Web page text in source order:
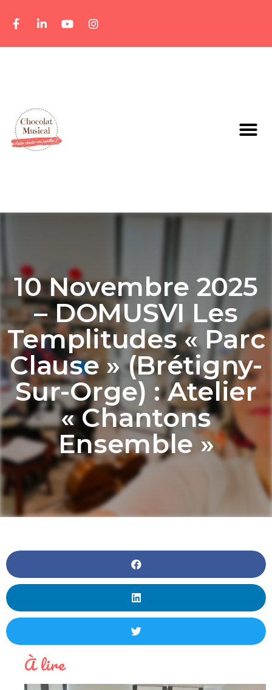
10 Novembre 2025
– DOMUSVI Les
Templitudes « Parc
Clause » (Brétigny-
Sur-Orge) : Atelier
« Chantons
Ensemble »
À lire